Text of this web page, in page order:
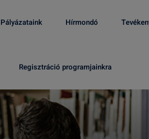
Pályázataink Hírmondó
Regisztráció programjainkra